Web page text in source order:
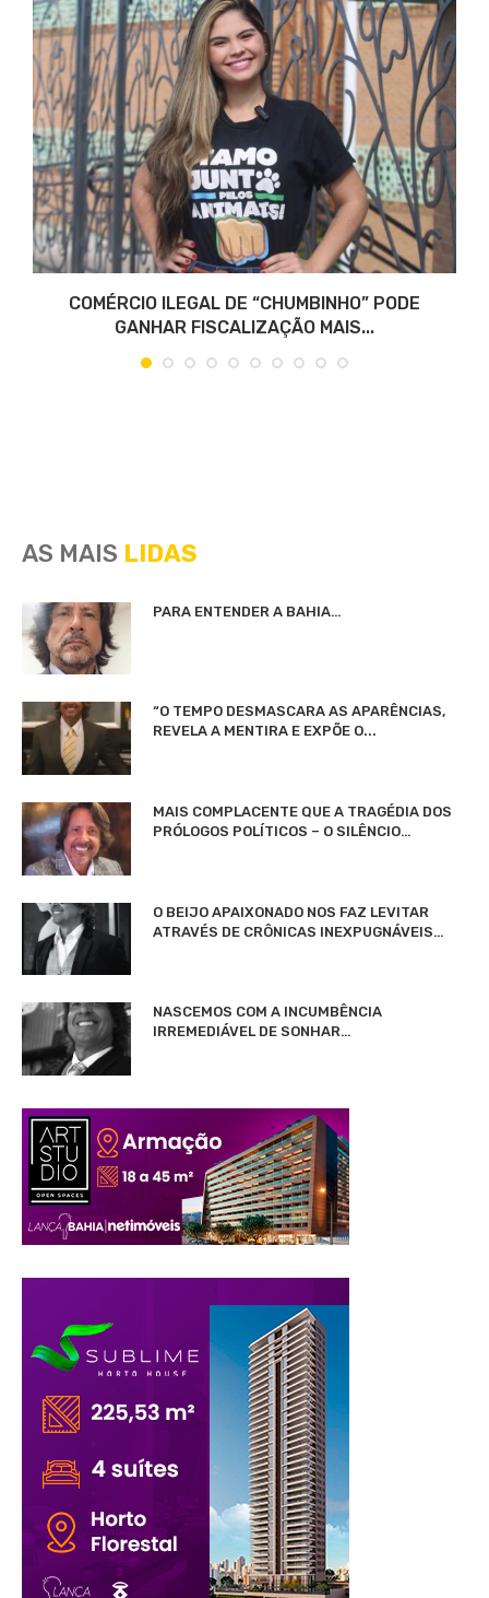
COMÉRCIO ILEGAL DE “CHUMBINHO” PODE
GANHAR FISCALIZAÇÃO MAIS...
AS MAIS LIDAS
PARA ENTENDER A BAHIA…
“O TEMPO DESMASCARA AS APARÊNCIAS,
REVELA A MENTIRA E EXPÕE O...
MAIS COMPLACENTE QUE A TRAGÉDIA DOS
PRÓLOGOS POLÍTICOS – O SILÊNCIO…
O BEIJO APAIXONADO NOS FAZ LEVITAR
ATRAVÉS DE CRÔNICAS INEXPUGNÁVEIS…
NASCEMOS COM A INCUMBÊNCIA
IRREMEDIÁVEL DE SONHAR…